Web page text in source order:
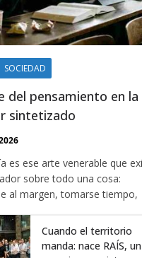
SOCIEDAD
del pensamiento en la
sintetizado
es ese arte venerable que
sobre todo una cosa:
al margen, tomarse tiempo,
Cuando el territorio
manda: nace RAÍS, un